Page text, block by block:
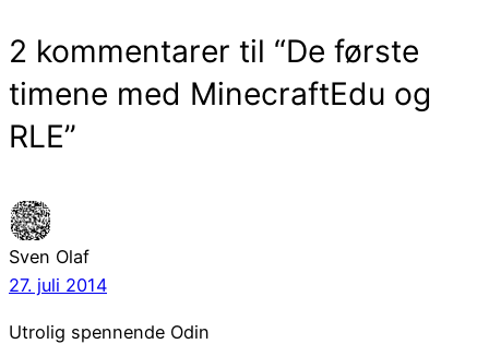
2 kommentarer til “De første
timene med MinecraftEdu og
RLE”
Sven Olaf
27. juli 2014
Utrolig spennende Odin